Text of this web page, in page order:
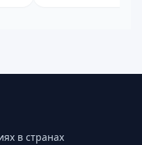
в странах